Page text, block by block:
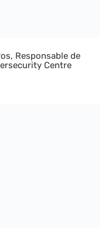
Responsable de
Centre